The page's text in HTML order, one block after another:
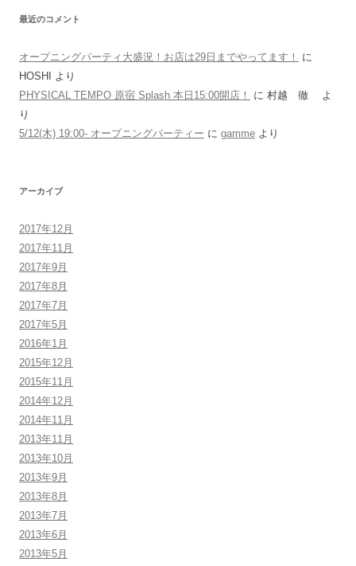
最近のコメント
オープニングパーティ大盛況！お店は29日までやってます！
に
HOSHI より
PHYSICAL TEMPO 原宿 Splash 本日15:00開店！
に 村越 徹 よ
り
5/12(木) 19:00- オープニングパーティー に gamme より
アーカイブ
2017年12月
2017年11月
2017年9月
2017年8月
2017年7月
2017年5月
2016年1月
2015年12月
2015年11月
2014年12月
2014年11月
2013年11月
2013年10月
2013年9月
2013年8月
2013年7月
2013年6月
2013年5月